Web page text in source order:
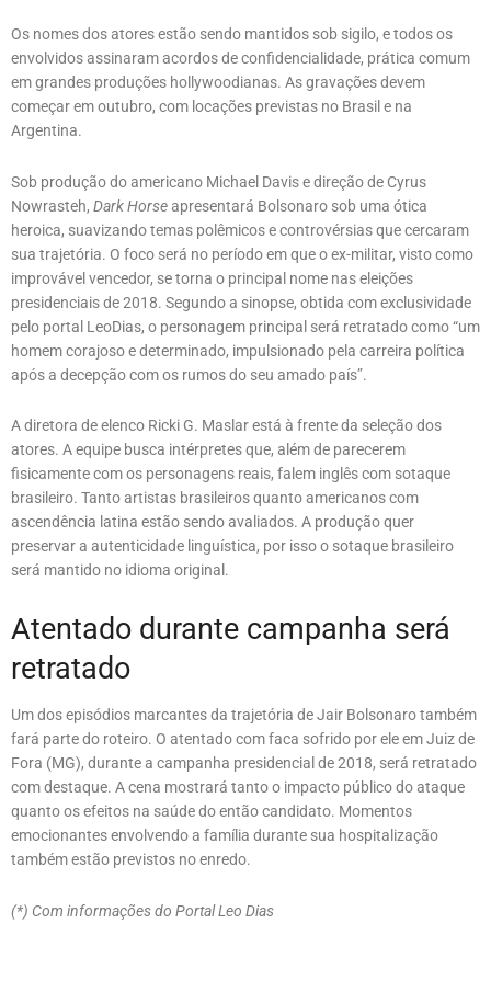
Os nomes dos atores estão sendo mantidos sob sigilo, e todos os
envolvidos assinaram acordos de confidencialidade, prática comum
em grandes produções hollywoodianas. As gravações devem
começar em outubro, com locações previstas no Brasil e na
Argentina.
Sob produção do americano Michael Davis e direção de Cyrus
Nowrasteh, Dark Horseapresentará Bolsonaro sob uma ótica
heroica, suavizando temas polêmicos e controvérsias que cercaram
sua trajetória. O foco será no período em que o ex-militar, visto como
improvável vencedor, se torna o principal nome nas eleições
presidenciais de 2018. Segundo a sinopse, obtida com exclusividade
pelo portal LeoDias, o personagem principal será retratado como “um
homem corajoso e determinado, impulsionado pela carreira política
após a decepção com os rumos do seu amado país”.
A diretora de elenco Ricki G. Maslar está à frente da seleção dos
atores. A equipe busca intérpretes que, além de parecerem
fisicamente com os personagens reais, falem inglês com sotaque
brasileiro. Tanto artistas brasileiros quanto americanos com
ascendência latina estão sendo avaliados. A produção quer
preservar a autenticidade linguística, por isso o sotaque brasileiro
será mantido no idioma original.
Atentado durante campanha será
retratado
Um dos episódios marcantes da trajetória de Jair Bolsonaro também
fará parte do roteiro. O atentado com faca sofrido por ele em Juiz de
Fora (MG), durante a campanha presidencial de 2018, será retratado
com destaque. A cena mostrará tanto o impacto público do ataque
quanto os efeitos na saúde do então candidato. Momentos
emocionantes envolvendo a família durante sua hospitalização
também estão previstos no enredo.
(*) Com informações do Portal Leo Dias